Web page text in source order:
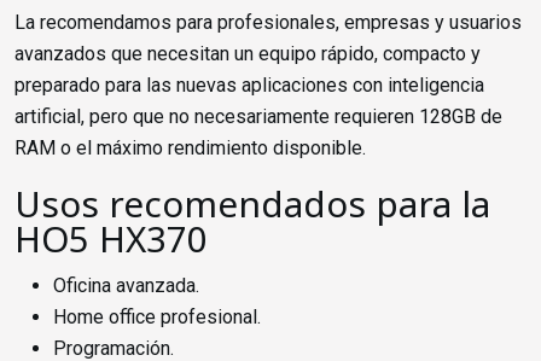
La recomendamos para profesionales, empresas y usuarios
avanzados que necesitan un equipo rápido, compacto y
preparado para las nuevas aplicaciones con inteligencia
artificial, pero que no necesariamente requieren 128GB de
RAM o el máximo rendimiento disponible.
Usos recomendados para la
HO5 HX370
Oficina avanzada.
Home office profesional.
Programación.